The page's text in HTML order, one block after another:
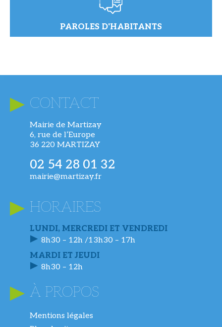
PAROLES D'HABITANTS
CONTACT
Mairie de Martizay
6, rue de l’Europe
36 220 MARTIZAY
02 54 28 01 32
mairie@martizay.fr
HORAIRES
LUNDI, MERCREDI ET VENDREDI
8h30 – 12h /13h30 – 17h
MARDI ET JEUDI
8h30 – 12h
À PROPOS
Mentions légales